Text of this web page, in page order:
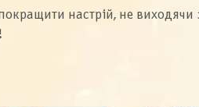
настрій, не